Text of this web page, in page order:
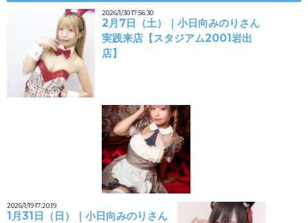
2026/1/30 17:56:30
2月7日（土）｜小日向みのりさん
実践来店【スタジアム2001岩出
店】
2026/1/19 17:20:19
1月31日（日）｜小日向みのりさん